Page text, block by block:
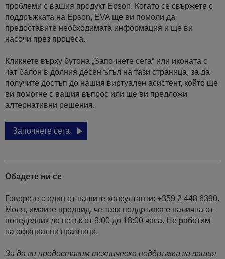
проблеми с вашия продукт Epson. Когато се свържете с
поддръжката на Epson, EVA ще ви помоли да
предоставите необходимата информация и ще ви
насочи през процеса.
Кликнете върху бутона „Започнете сега“ или иконата с
чат балон в долния десен ъгъл на тази страница, за да
получите достъп до нашия виртуален асистент, който ще
ви помогне с вашия въпрос или ще ви предложи
алтернативни решения.
Започнете сега
Обадете ни се
Говорете с един от нашите консултанти: +359 2 448 6390.
Моля, имайте предвид, че тази поддръжка е налична от
понеделник до петък от 9:00 до 18:00 часа. Не работим
на официални празници.
За да ви предоставим техническа поддръжка за вашия